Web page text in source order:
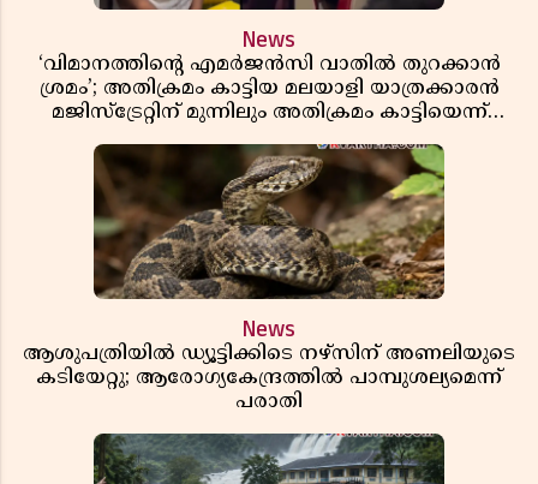
News
‘വിമാനത്തിൻ്റെ എമർജൻസി വാതിൽ തുറക്കാൻ
ശ്രമം’; അതിക്രമം കാട്ടിയ മലയാളി യാത്രക്കാരൻ
മജിസ്ട്രേറ്റിന് മുന്നിലും അതിക്രമം കാട്ടിയെന്ന്
News
ആശുപത്രിയിൽ ഡ്യൂട്ടിക്കിടെ നഴ്സിന് അണലിയുടെ
കടിയേറ്റു; ആരോഗ്യകേന്ദ്രത്തിൽ പാമ്പുശല്യമെന്ന്
പരാതി